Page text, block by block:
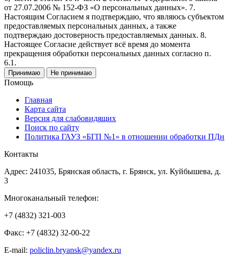
от 27.07.2006 № 152-ФЗ «О персональных данных». 7.
Настоящим Согласием я подтверждаю, что являюсь субъектом
предоставляемых персональных данных, а также
подтверждаю достоверность предоставляемых данных. 8.
Настоящее Согласие действует всё время до момента
прекращения обработки персональных данных согласно п.
6.1.
Принимаю Не принимаю
Помощь
Главная
Карта сайта
Версия для слабовидящих
Поиск по сайту
Политика ГАУЗ «БГП №1» в отношении обработки ПДн
Контакты
Адрес: 241035, Брянская область, г. Брянск, ул. Куйбышева, д.
3
Многоканальный телефон:
+7 (4832) 321-003
Факс: +7 (4832) 32-00-22
E-mail: policlin.bryansk@yandex.ru